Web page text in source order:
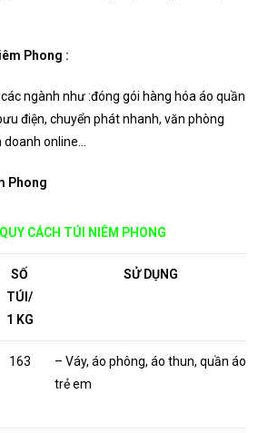
Phong :
ngành như :đóng gói hàng hóa áo quần
điện, chuyển phát nhanh, văn phòng
online…
Phong
CÁCH TÚI NIÊM PHONG
SỐ
TÚI/
1 KG
SỬ DỤNG
163
– Váy, áo phông, áo thun, quần áo
trẻ em